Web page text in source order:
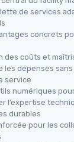
de services
concrets
des coûts et
les dépenses
service
numériques
l’expertise
durables
pour les